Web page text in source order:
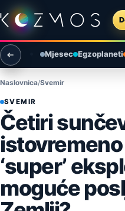
Preskoči na sadržaj
Otvori izbornik
Otvori pretragu
Mjesec Egzoplaneti
Naslovnica Svemir
SVEMIR
Četiri
‘super’
moguće